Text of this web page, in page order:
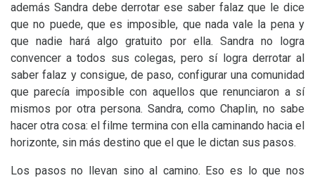
además Sandra debe derrotar ese saber falaz que le dice
que no puede, que es imposible, que nada vale la pena y
que nadie hará algo gratuito por ella. Sandra no logra
convencer a todos sus colegas, pero sí logra derrotar al
saber falaz y consigue, de paso, configurar una comunidad
que parecía imposible con aquellos que renunciaron a sí
mismos por otra persona. Sandra, como Chaplin, no sabe
hacer otra cosa: el filme termina con ella caminando hacia el
horizonte, sin más destino que el que le dictan sus pasos.
Los pasos no llevan sino al camino. Eso es lo que nos